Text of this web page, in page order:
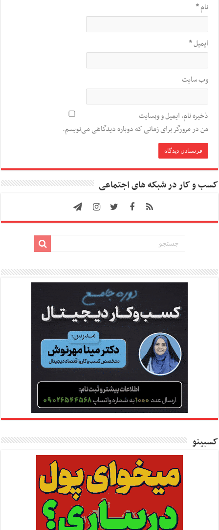
نام*
ایمیل*
وب‌ سایت
ذخیره نام، ایمیل و وبسایت
من در مرورگر برای زمانی که دوباره دیدگاهی می‌نویسم.
کسب و کار در شبکه های اجتماعی
کسبینو